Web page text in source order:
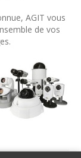
AGIT vous
de vos